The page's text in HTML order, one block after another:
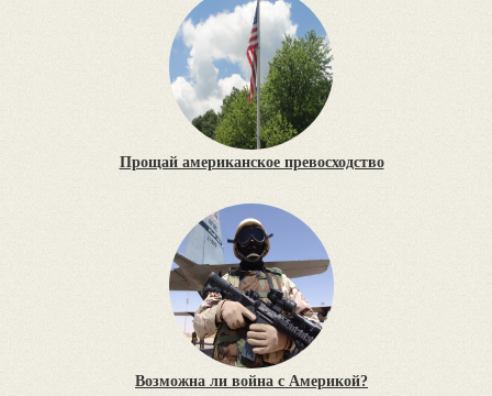
Прощай американское превосходство
Возможна ли война с Америкой?